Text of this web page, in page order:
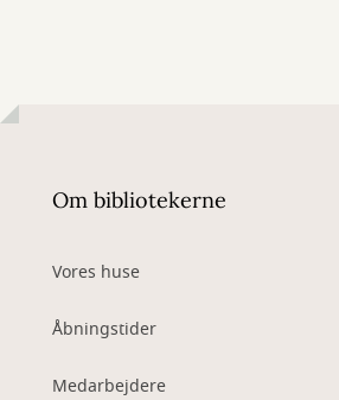
Om bibliotekerne
Vores huse
Åbningstider
Medarbejdere